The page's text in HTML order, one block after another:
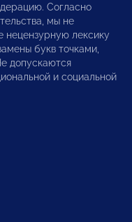
Согласно
мы не
лексику
букв точками,
допускаются
и социальной